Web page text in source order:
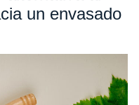
un envasado